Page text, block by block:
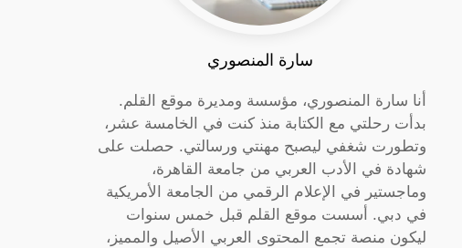
سارة المنصوري
أنا سارة المنصوري، مؤسسة ومديرة موقع القلم.
بدأت رحلتي مع الكتابة منذ كنت في الخامسة عشر،
وتطورت شغفي ليصبح مهنتي ورسالتي. حصلت على
شهادة في الأدب العربي من جامعة القاهرة،
وماجستير في الإعلام الرقمي من الجامعة الأمريكية
في دبي. أسست موقع القلم قبل خمس سنوات
ليكون منصة تجمع المحتوى العربي الأصيل والمميز،